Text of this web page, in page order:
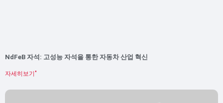
NdFeB 자석: 고성능 자석을 통한 자동차 산업 혁신
자세히보기"